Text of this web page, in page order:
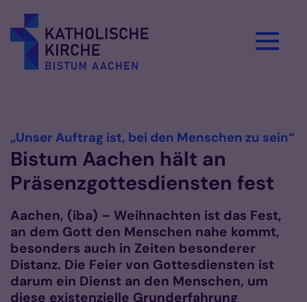
„Unser Auftrag ist, bei den Menschen zu sein“:
Bistum Aachen hält an
Präsenzgottesdiensten fest
Aachen, (iba) – Weihnachten ist das Fest,
an dem Gott den Menschen nahe kommt,
besonders auch in Zeiten besonderer
Distanz. Die Feier von Gottesdiensten ist
darum ein Dienst an den Menschen, um
diese existenzielle Grunderfahrung